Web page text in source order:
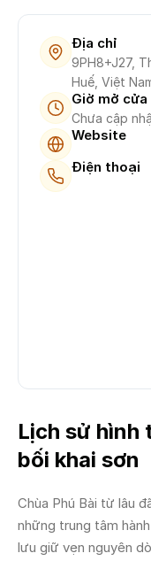
Địa chỉ
9PH8+J27,
Huế, Việt
Giờ mở cửa
Chưa cập
Website
Điện thoại
Lịch sử hình
bối khai sơn
Chùa Phú Bài từ lâu
những trung tâm
lưu giữ vẹn nguyên